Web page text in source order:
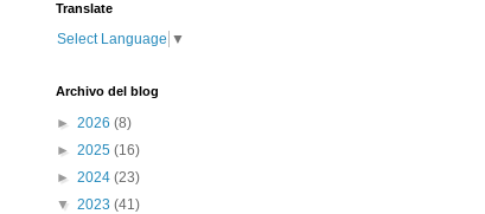
Translate
Select Language ▼
Archivo del blog
► 2026 (8)
► 2025 (16)
► 2024 (23)
▼ 2023 (41)